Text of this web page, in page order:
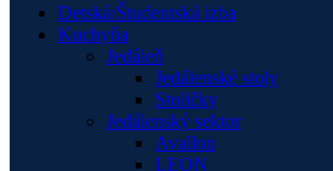
Detská/Študentská izba
Kuchyňa
Jedáleň
Jedálenské stoly
Stoličky
Jedálenský sektor
Avallon
LEON